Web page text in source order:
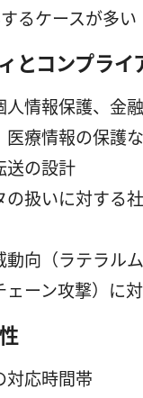
るケースが多い
とコンプライ
人情報保護、金
医療情報の保護
送の設計
の扱いに対する
向（ラテラルム
ェーン攻撃）に
対応時間帯